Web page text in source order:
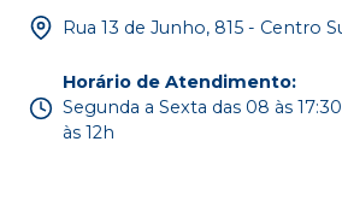
Rua 13 de Junho, 815 - Centro
Horário de Atendimento:
Segunda a Sexta das 08 às
às 12h